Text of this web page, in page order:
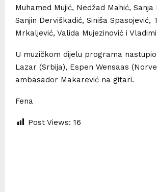
Muhamed Mujić, Nedžad Mahić, Sanja
Sanjin Derviškadić, Siniša Spasojević,
Mrkaljević, Valida Mujezinović i
U muzičkom dijelu programa
Lazar (Srbija), Espen Wensaas
ambasador Makarević na gitari.
Fena
Post Views: 16